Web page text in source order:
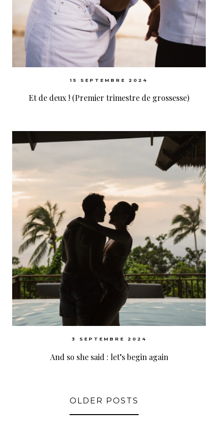
15 SEPTEMBRE 2024
Et de deux ! (Premier trimestre de grossesse)
3 SEPTEMBRE 2024
And so she said : let’s begin again
OLDER POSTS